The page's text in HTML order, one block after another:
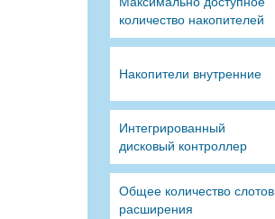
количество накопителей
Накопители внутренние
Интегрированный
дисковый контроллер
Общее количество слотов
расширения